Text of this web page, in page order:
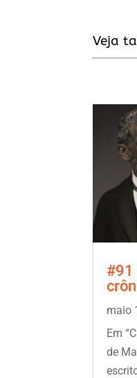
Veja
#91
maio
Em
de